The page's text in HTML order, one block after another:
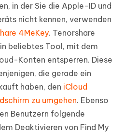
in der Sie die Apple-ID und
nicht kennen, verwenden
4MeKey. Tenorshare
beliebtes Tool, mit dem
Konten entsperren. Diese
die gerade ein
haben, den iCloud
zu umgehen. Ebenso
Benutzern folgende
Deaktivieren von Find My